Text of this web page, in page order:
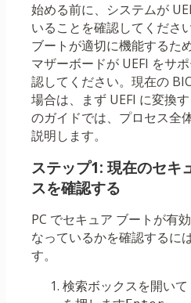
始める前に、システムが
いることを確認してくださ
ブートが適切に機能するた
マザーボードが UEFI をサ
認してください。現在の
場合は、まず UEFI に変換
のガイドでは、プロセス全
説明します。
ステップ1: 現在のセキ
スを確認する
PC でセキュア ブートが有
なっているかを確認するに
す。
検索ボックスを開いて